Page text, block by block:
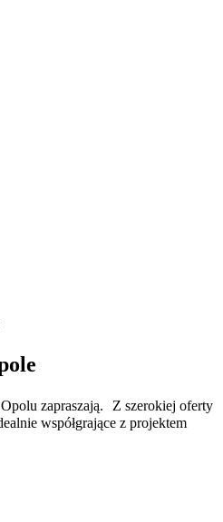
zapraszają. Z szerokiej oferty
współgrające z projektem